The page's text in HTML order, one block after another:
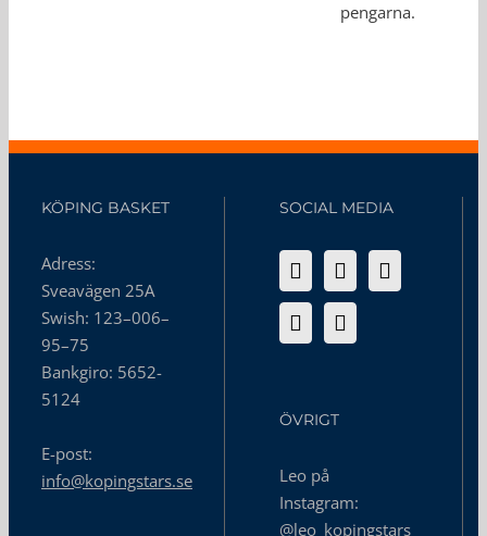
pengarna.
KÖPING BASKET
Adress:
Sveavägen 25A
Swish: 123–006–
95–75
Bankgiro: 5652-
5124
E-post:
info@kopingstars.se
SOCIAL MEDIA
ÖVRIGT
Leo på
Instagram:
@leo_kopingstars